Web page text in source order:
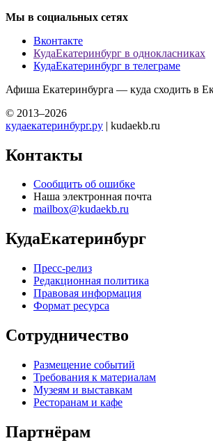
Мы в социальных сетях
Вконтакте
КудаЕкатеринбург в однокласниках
КудаЕкатеринбург в телеграме
Афиша Екатеринбурга — куда сходить в
© 2013–2026
кудаекатеринбург.ру | kudaekb.ru
Контакты
Сообщить об ошибке
Наша электронная почта
mailbox@kudaekb.ru
КудаЕкатеринбург
Пресс-релиз
Редакционная политика
Правовая информация
Формат ресурса
Сотрудничество
Размещение событий
Требования к материалам
Музеям и выставкам
Ресторанам и кафе
Партнёрам